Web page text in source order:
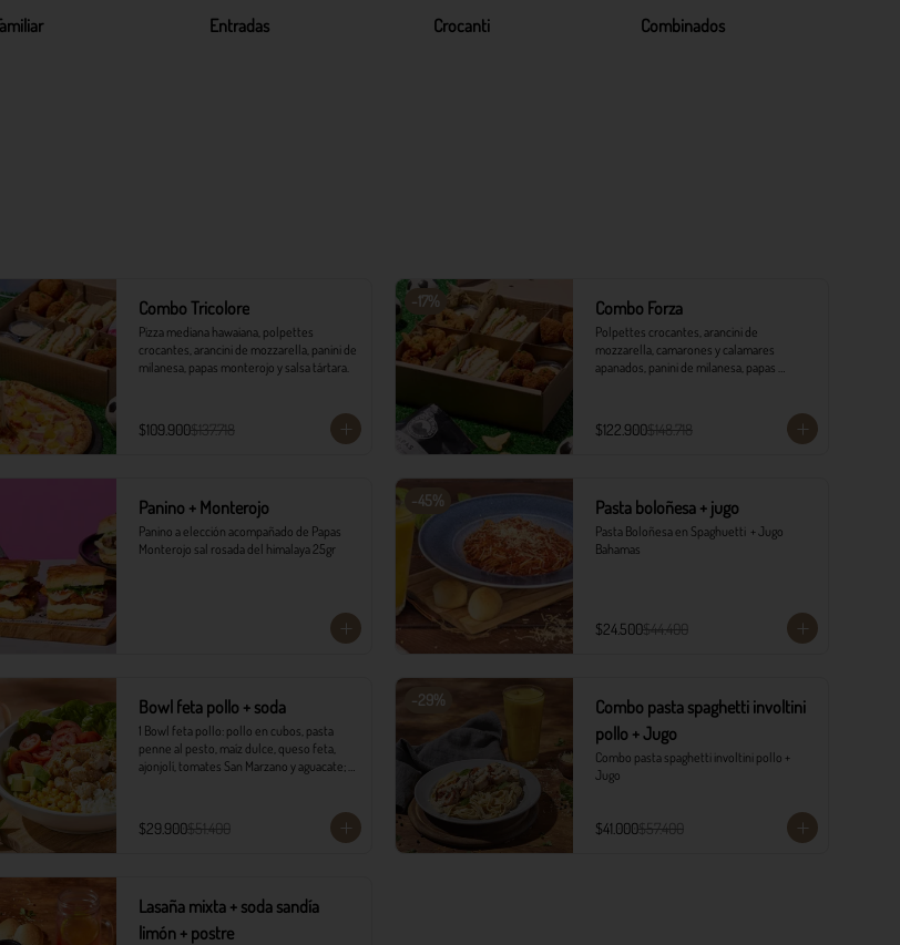
Entradas Crocanti Combinados
Combo Tricolore
Pizza mediana hawaiana, polpettes
crocantes, arancini de mozzarella, panini de
milanesa, papas monterojo y salsa tártara.
$109.900$137.718
-17% Combo Forza
Polpettes crocantes, arancini de
mozzarella, camarones y calamares
apanados, panini de milanesa, papas
$122.900$148.718
Panino + Monterojo
Panino a elección acompañado de Papas
Monterojo sal rosada del himalaya 25gr
-45% Pasta boloñesa + jugo
Pasta Boloñesa en Spaghuetti  + Jugo
Bahamas
$24.500$44.400
Bowl feta pollo + soda
1 Bowl feta pollo: pollo en cubos, pasta
penne al pesto, maíz dulce, queso feta,
ajonjolí, tomates San Marzano y aguacate;
1 Soda Sandía Limón
$29.900$51.400
-29%
Combo pasta spaghetti involtini
pollo + Jugo
Combo pasta spaghetti involtini pollo +
Jugo
$41.000$57.400
Lasaña mixta + soda sandía
limón + postre